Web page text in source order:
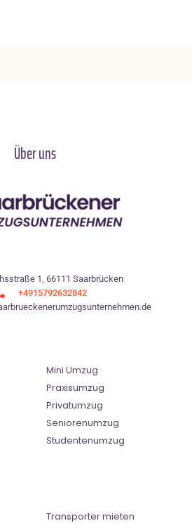
Über uns
1, 66111 Saarbrücken
+4915792632842
Mini Umzug
Praxisumzug
Privatumzug
Seniorenumzug
Studentenumzug
Transporter mieten